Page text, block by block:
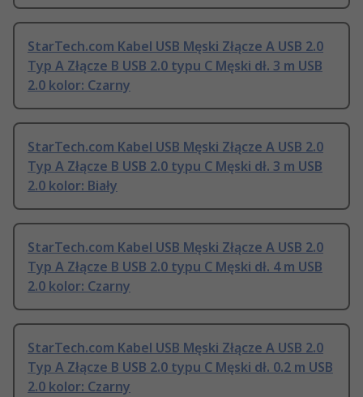
StarTech.com Kabel USB Męski Złącze A USB 2.0
Typ A Złącze B USB 2.0 typu C Męski dł. 3 m USB
2.0 kolor: Czarny
StarTech.com Kabel USB Męski Złącze A USB 2.0
Typ A Złącze B USB 2.0 typu C Męski dł. 3 m USB
2.0 kolor: Biały
StarTech.com Kabel USB Męski Złącze A USB 2.0
Typ A Złącze B USB 2.0 typu C Męski dł. 4 m USB
2.0 kolor: Czarny
StarTech.com Kabel USB Męski Złącze A USB 2.0
Typ A Złącze B USB 2.0 typu C Męski dł. 0.2 m USB
2.0 kolor: Czarny